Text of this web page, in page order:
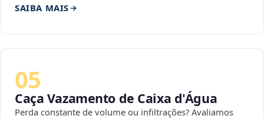
SAIBA MAIS
05
Caça Vazamento de Caixa d'Água
Perda constante de volume ou infiltrações? Avaliamos